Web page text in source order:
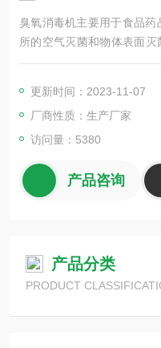
臭氧消毒机主要用于食品
所的空气灭菌和物体表面
氧消毒机主要用于食品药品
可分为：移动
式、落地式等
车间和HVAC系统配套使
机，这里臭氧作为消
更新时间：2023-11-07
厂商性质：生产厂家
访问量：5380
产品咨询
产品分类
PRODUCT